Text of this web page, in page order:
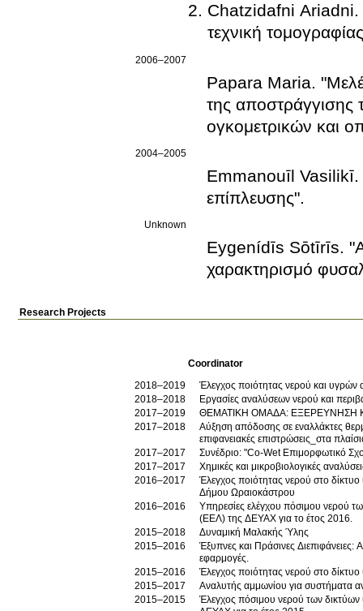
Chatzidafni Ariadni.
τεχνική
2006–2007
Papara Maria.
της αποστράγγισης
ογκομετρικών και
2004–2005
Emmanouīl Vasilikī.
επίπλευσης".
Unknown
Eygenídīs Sōtīrīs.
χαρακτηρισμό
Research Projects
Coordinator
2018–2019
Έλεγχος ποιότητας νερού και
2018–2018
Εργασίες αναλύσεων νερού και
2017–2019
ΘΕΜΑΤΙΚΗ ΟΜΑΔΑ: ΕΞΕΡΕΥΝΗΣΗ
2017–2018
Αύξηση απόδοσης σε εναλλάκτες
επιφανειακές επιστρώσεις_στα
2017–2017
Συνέδριο: "Co-Wet Επιμορφωτικό
2017–2017
Χημικές και μικροβιολογικές
2016–2017
Έλεγχος ποιότητας νερού στο
Δήμου Ωραιοκάστρου
2016–2016
Υπηρεσίες ελέγχου πόσιμου νερού
(ΕΕΛ) της ΔΕΥΑΧ για το έτος 2016.
2015–2018
Δυναμική Μαλακής Ύλης
2015–2016
Έξυπνες και Πράσινες Διεπιφάνειες:
εφαρμογές.
2015–2016
Έλεγχος ποιότητας νερού στο
2015–2017
Αναλυτής αμμωνίου για συστήματα
2015–2015
Έλεγχος πόσιμου νερού των